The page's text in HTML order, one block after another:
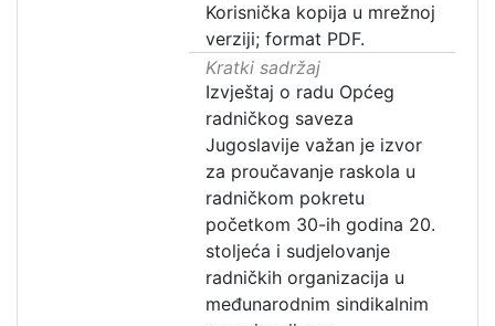
Korisnička kopija u mrežnoj
verziji; format PDF.
Kratki sadržaj
Izvještaj o radu Općeg
radničkog saveza
Jugoslavije važan je izvor
za proučavanje raskola u
radničkom pokretu
početkom 30-ih godina 20.
stoljeća i sudjelovanje
radničkih organizacija u
međunarodnim sindikalnim